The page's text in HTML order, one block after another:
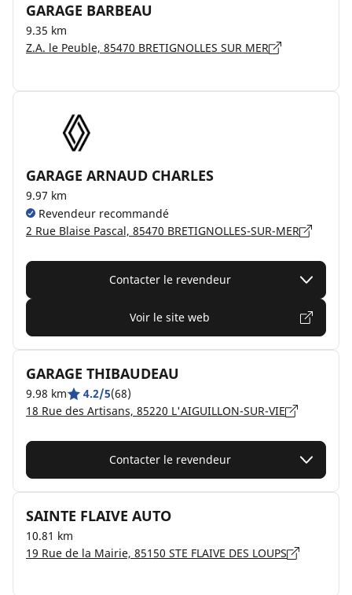
GARAGE BARBEAU
9.35 km
Z.A. le Peuble, 85470 BRETIGNOLLES SUR MER
GARAGE ARNAUD CHARLES
9.97 km
Revendeur recommandé
2 Rue Blaise Pascal, 85470 BRETIGNOLLES-SUR-MER
Contacter le revendeur
Voir le site web
GARAGE THIBAUDEAU
9.98 km 4.2/5(68)
18 Rue des Artisans, 85220 L'AIGUILLON-SUR-VIE
Contacter le revendeur
SAINTE FLAIVE AUTO
10.81 km
19 Rue de la Mairie, 85150 STE FLAIVE DES LOUPS